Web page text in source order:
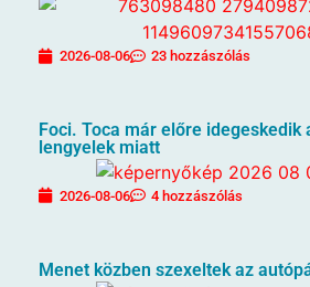
2026-08-06 23 hozzászólás
Foci. Toca már előre idegeskedik
lengyelek miatt
2026-08-06 4 hozzászólás
Menet közben szexeltek az